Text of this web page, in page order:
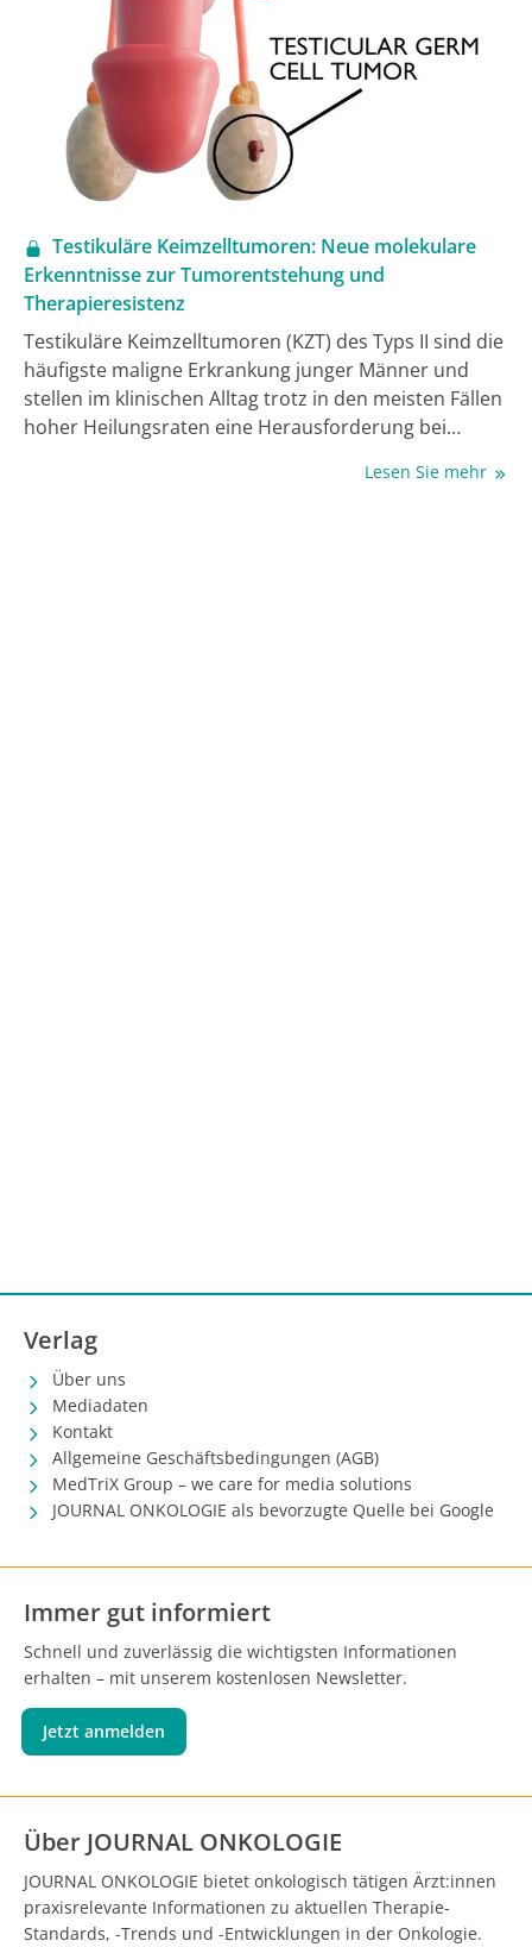
Testikuläre Keimzelltumoren: Neue molekulare
Erkenntnisse zur Tumorentstehung und
Therapieresistenz
Testikuläre Keimzelltumoren (KZT) des Typs II sind die
häufigste maligne Erkrankung junger Männer und
stellen im klinischen Alltag trotz in den meisten Fällen
hoher Heilungsraten eine Herausforderung bei
dar. Neue molekulare Erkenntnisse zeigen, dass
Lesen Sie mehr
Verlag
Über uns
Mediadaten
Kontakt
Allgemeine Geschäftsbedingungen (AGB)
MedTriX Group – we care for media solutions
JOURNAL ONKOLOGIE als bevorzugte Quelle bei Google
Immer gut informiert
Schnell und zuverlässig die wichtigsten Informationen
erhalten – mit unserem kostenlosen Newsletter.
Jetzt anmelden
Über JOURNAL ONKOLOGIE
JOURNAL ONKOLOGIE bietet onkologisch tätigen Ärzt:innen
praxisrelevante Informationen zu aktuellen Therapie-
Standards, -Trends und -Entwicklungen in der Onkologie.